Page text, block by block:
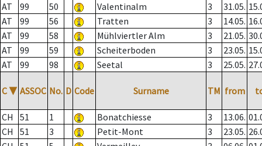
AT
99 50 Valentinalm 3 31.05.
AT
99 56 Tratten 3 14.05.
AT
99 58 Mühlviertler Alm 3 21.05.
AT
99 59 Scheiterboden 3 23.05.
AT
99 98 Seetal 3 25.05.
C ▼ ASSOC No. D Code Surname TM from
CH 51 1 Bonatchiesse 3 13.06.
CH
51 3 Petit-Mont 3 23.05.